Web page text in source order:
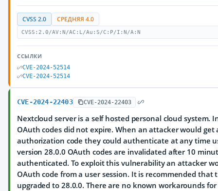
CVSS 2.0 СРЕДНЯЯ 4.0
CVSS:2.0/AV:N/AC:L/Au:S/C:P/I:N/A:N
ССЫЛКИ
CVE-2024-52514
CVE-2024-52514
CVE-2024-22403 CVE-2024-22403
Nextcloud server is a self hosted personal cloud system.
OAuth codes did not expire. When an attacker would get
authorization code they could authenticate at any time
version 28.0.0 OAuth codes are invalidated after 10
authenticated. To exploit this vulnerability an attacker
OAuth code from a user session. It is recommended that
upgraded to 28.0.0. There are no known workarounds